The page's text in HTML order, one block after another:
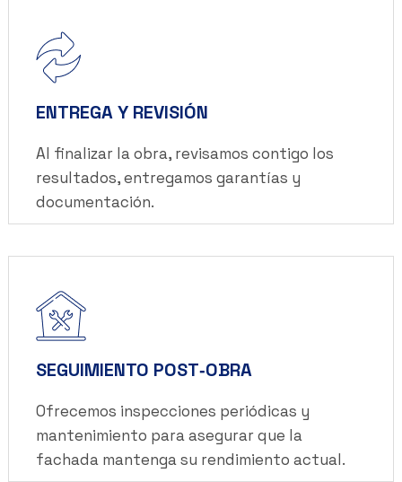
ENTREGA Y REVISIÓN
Al finalizar la obra, revisamos contigo los
resultados, entregamos garantías y
documentación.
SEGUIMIENTO POST‑OBRA
Ofrecemos inspecciones periódicas y
mantenimiento para asegurar que la
fachada mantenga su rendimiento actual.